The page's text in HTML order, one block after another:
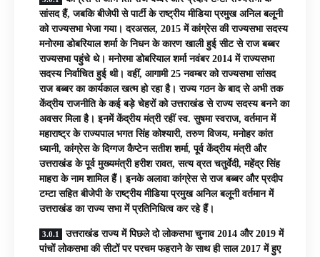
सांसद हैं, जबकि बीजेपी से पार्टी के राष्ट्रीय मीडिया प्रमुख अनिल बलूनी
को राज्यसभा भेजा गया। दरअसल, 2015 में कांग्रेस की राज्यसभा सदस्य
मनोरमा डोबरियाल शर्मा के निधन के कारण खाली हुई सीट से राज बब्बर
राज्यसभा पहुंचे थे। मनोरमा डोबरियाल शर्मा नवंबर 2014 में राज्यसभा
सदस्य निर्वाचित हुई थी। वहीं, आगामी 25 नवम्बर को राज्यसभा सांसद
राज बब्बर का कार्यकाल खत्म हो रहा है। राज्य गठन के बाद से अभी तक
केंद्रीय राजनीति के कई बड़े चेहरों को उत्तराखंड से राज्य सदस्य बनने का
अवसर मिला है। इनमें केंद्रीय मंत्री रहीं स्व. सुषमा स्वराज, वर्तमान में
महाराष्ट्र के राज्यपाल भगत सिंह कोश्यारी, तरुण विजय, मनोहर कांत
ध्यानी, कांग्रेस के दिग्गज कैप्टेन सतीश शर्मा, पूर्व केंद्रीय मंत्री और
उत्तराखंड के पूर्व मुख्यमंत्री हरीश रावत, सत्य व्रत चतुर्वेदी, महेंद्र सिंह
माहरा के नाम शामिल हैं। इनके अलावा कांग्रेस से राज बब्बर और प्रदीप
टम्टा सहित बीजेपी के राष्ट्रीय मीडिया प्रमुख अनिल बलूनी वर्तमान में
उत्तराखंड का राज्य सभा में प्रतिनिधित्व कर रहे हैं।
उत्तराखंड राज्य में पिछले दो लोकसभा चुनाव 2014 और 2019 में
पांचों लोकसभा की सीटों पर परचम फहराने के साथ ही साल 2017 में हुए